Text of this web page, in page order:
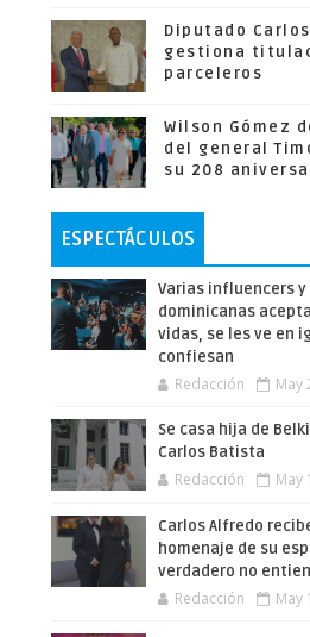
Diputado
gestiona
parceleros
Wilson Gómez
del general
su 208
ESPECTÁCULOS
Varias influencers
dominicanas
vidas, se les ve en
confiesan
Redacción May
Se casa hija de
Carlos Batista
Redacción May
Carlos Alfredo
homenaje de su
verdadero no
Redacción May